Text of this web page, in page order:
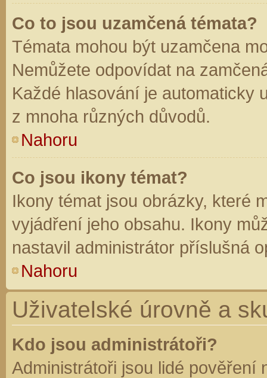
Co to jsou uzamčená témata?
Témata mohou být uzamčena
Nemůžete odpovídat na
Každé hlasování je automaticky
z mnoha různých důvodů.
Nahoru
Co jsou ikony témat?
Ikony témat jsou obrázky, které
vyjádření jeho obsahu. Ikony
nastavil administrátor příslušná
Nahoru
Uživatelské úrovně a
Kdo jsou administrátoři?
Administrátoři jsou lidé pověření